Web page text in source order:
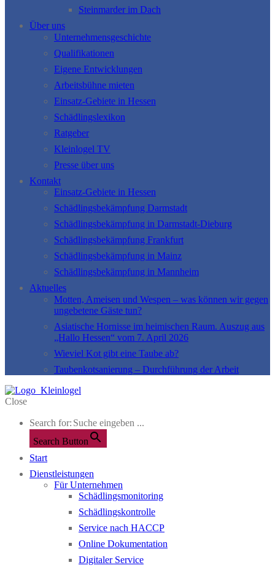
Steinmarder im Dach
Über uns
Unternehmensgeschichte
Qualifikationen
Eigene Entwicklungen
Arbeitsbühne mieten
Einsatz-Gebiete in Hessen
Schädlingslexikon
Ratgeber
Kleinlogel TV
Presse über uns
Kontakt
Einsatz-Gebiete in Hessen
Schädlingsbekämpfung Darmstadt
Schädlingsbekämpfung in Darmstadt-Dieburg
Schädlingsbekämpfung Frankfurt
Schädlingsbekämpfung in Mainz
Schädlingsbekämpfung in Mannheim
Aktuelles
Motten, Ameisen und Wespen – was können wir gegen
ungebetene Gäste tun?
Asiatische Hornisse im heimischen Raum. Auszug aus
„Hallo Hessen“ vom 7. April 2026
Wieviel Kot gibt eine Taube ab?
Taubenkotsanierung – Durchführung der Arbeit
Close
Search for:
Search Button
Start
Dienstleistungen
Für Unternehmen
Schädlingsmonitoring
Schädlingskontrolle
Service nach HACCP
Online Dokumentation
Digitaler Service